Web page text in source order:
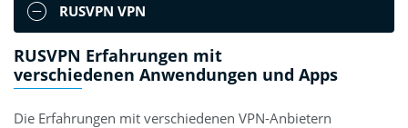
RUSVPN VPN
RUSVPN Erfahrungen mit
verschiedenen Anwendungen und Apps
Die Erfahrungen mit verschiedenen VPN-Anbietern